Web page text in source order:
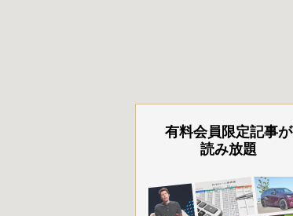
有料会員限定記事が
読み放題